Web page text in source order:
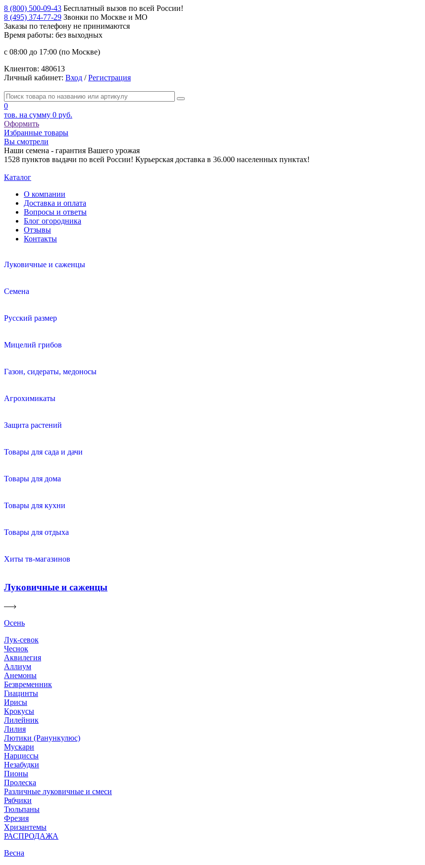
8 (800) 500-09-43 Бесплатный вызов по всей России!
8 (495) 374-77-29 Звонки по Москве и МО
Заказы по телефону не принимаются
Время работы: без выходных
с 08:00 до 17:00 (по Москве)
Клиентов: 480613
Личный кабинет: Вход /Регистрация
0
тов. на сумму 0 руб.
Оформить
Избранные товары
Вы смотрели
Наши семена - гарантия Вашего урожая
1528 пунктов выдачи по всей России! Курьерская доставка в 36.000 населенных пунктах!
Каталог
О компании
Доставка и оплата
Вопросы и ответы
Блог огородника
Отзывы
Контакты
Луковичные и саженцы
Семена
Русский размер
Мицелий грибов
Газон, сидераты, медоносы
Агрохимикаты
Защита растений
Товары для сада и дачи
Товары для дома
Товары для кухни
Товары для отдыха
Хиты тв-магазинов
Луковичные и саженцы
Осень
Лук-севок
Чеснок
Аквилегия
Аллиум
Анемоны
Безвременник
Гиацинты
Ирисы
Крокусы
Лилейник
Лилия
Лютики (Ранункулюс)
Мускари
Нарцисcы
Незабудки
Пионы
Пролеска
Различные луковичные и смеси
Рябчики
Тюльпаны
Фрезия
Хризантемы
РАСПРОДАЖА
Весна